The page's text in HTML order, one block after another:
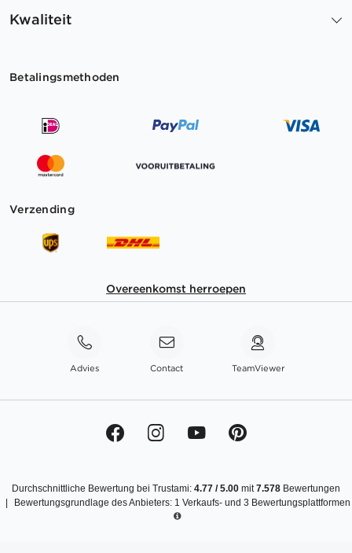
Kwaliteit
Betalingsmethoden
Verzending
Overeenkomst herroepen
Advies Contact TeamViewer
Durchschnittliche Bewertung bei Trustami: 4.77 /5.00 mit7.578 Bewertungen
Bewertungsgrundlage des Anbieters: 1 Verkaufs- und 3 Bewertungsplattformen